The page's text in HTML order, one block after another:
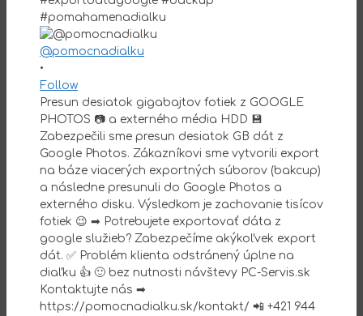
@pomocnadialku
•
Follow
Presun desiatok gigabajtov fotiek z GOOGLE
PHOTOS 📷 a externého média HDD 💾
Zabezpečili sme presun desiatok GB dát z
Google Photos. Zákazníkovi sme vytvorili export
na báze viacerých exportných súborov (bakcup)
a následne presunuli do Google Photos a
externého disku. Výsledkom je zachovanie tisícov
fotiek 😉 ➡ Potrebujete exportovať dáta z
google služieb? Zabezpečíme akýkoľvek export
dát. ✅ Problém klienta odstránený úplne na
diaľku 👍 🙂 bez nutnosti návštevy PC-Servis.sk
Kontaktujte nás ➡
https://pomocnadialku.sk/kontakt/ 📲 +421 944